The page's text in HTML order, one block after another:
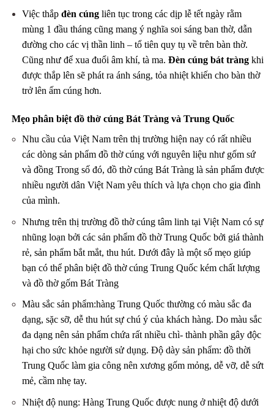
Việc thắp đèn cúngliên tục trong các dịp lễ tết ngày rằm
mùng 1 đầu tháng cũng mang ý nghĩa soi sáng ban thờ, dẫn
đường cho các vị thần linh – tổ tiên quy tụ về trên bàn thờ.
Cũng như để xua đuổi âm khí, tà ma. Đèn cúng bát tràngkhi
được thắp lên sẽ phát ra ánh sáng, tỏa nhiệt khiến cho bàn thờ
trở lên ấm cúng hơn.
Mẹo phân biệt đồ thờ cúng Bát Tràng và Trung Quốc
Nhu cầu của Việt Nam trên thị trường hiện nay có rất nhiều
các dòng sản phẩm đồ thờ cúng với nguyên liệu như gốm sứ
và đồng Trong số đó, đồ thờ cúng Bát Tràng là sản phẩm được
nhiều người dân Việt Nam yêu thích và lựa chọn cho gia đình
của mình.
Nhưng trên thị trường đồ thờ cúng tâm linh tại Việt Nam có sự
nhũng loạn bởi các sản phẩm đồ thờ Trung Quốc bởi giá thành
rẻ, sản phẩm bắt mắt, thu hút. Dưới đây là một số mẹo giúp
bạn có thể phân biệt đồ thờ cúng Trung Quốc kém chất lượng
và đồ thờ gốm Bát Tràng
Màu sắc sản phẩm:hàng Trung Quốc thường có màu sắc đa
dạng, sặc sỡ, dễ thu hút sự chú ý của khách hàng. Do màu sắc
đa dạng nên sản phẩm chứa rất nhiều chì- thành phần gây độc
hại cho sức khỏe người sử dụng. Độ dày sản phẩm: đồ thời
Trung Quốc làm gia công nên xương gốm mỏng, dễ vỡ, dễ sứt
mẻ, cầm nhẹ tay.
Nhiệt độ nung: Hàng Trung Quốc được nung ở nhiệt độ dưới